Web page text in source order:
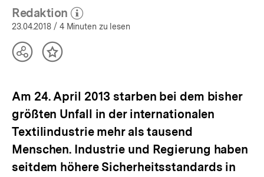
bpb.de
Redaktion
(Mehr zum Autor)
öffnen
23.04.2018 / 4 Minuten zu lesen
TeilenInhalt
Am 24. April 2013 starben bei dem bisher
größten Unfall in der internationalen
Textilindustrie mehr als tausend
Menschen. Industrie und Regierung haben
seitdem höhere Sicherheitsstandards in